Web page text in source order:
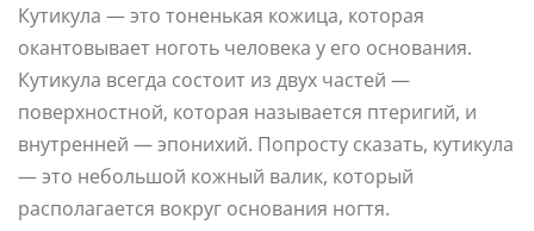
Кутикула — это тоненькая кожица, которая
окантовывает ноготь человека у его основания.
Кутикула всегда состоит из двух частей —
поверхностной, которая называется птеригий, и
внутренней — эпонихий. Попросту сказать, кутикула
— это небольшой кожный валик, который
располагается вокруг основания ногтя.